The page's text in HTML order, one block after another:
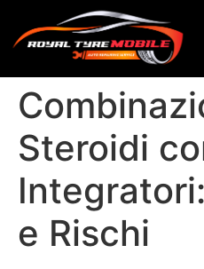
Steroidi
e Rischi